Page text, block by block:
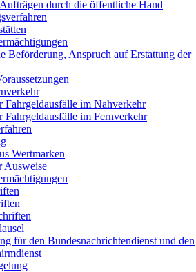
durch die öffentliche Hand
Beförderung, Anspruch auf Erstattung der
Fahrgeldausfälle im Nahverkehr
Fahrgeldausfälle im Fernverkehr
Wertmarken
Ausweise
für den Bundesnachrichtendienst und den